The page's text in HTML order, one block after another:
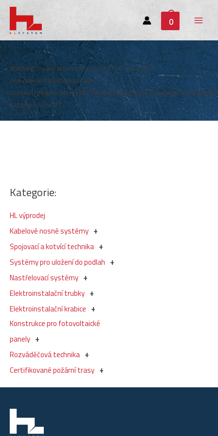
0
Main
Menu
Kategorie:
HL výprodej
Kabelové nosné systémy
Spojovací a kotvící technika
Systémy pro uložení do podlah
Nastřelovací systémy
Elektroinstalační trubky
Elektroinstalační krabice
Konstrukce pro fotovoltaické
panely
Rozváděčová technika
Certifikované požární trasy
Warning: Invalid argument supplied for foreach() in
/var/www/hlsystem.cz/wp-
content/plugins/hlsystem/themes/hlsystem/components/
cat.phpon line12